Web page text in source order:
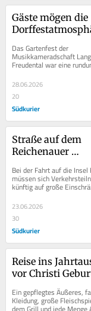
Gäste mögen die
wird hier
Das Gartenfest der
Musikkameradschaft
Freudental war eine
Festzelt auf der Lichtung
Platz davor...
28.06.2026
20
Südkurier
Straße auf dem
Reichenauer
erneuert: „Wir
auf jeden Fall
Bei der Fahrt auf die Insel
müssen sich
künftig auf große
einstellen: Die
plant...
23.06.2026
30
Südkurier
Reise ins
vor Christi
Allensbach
Ein gepflegtes Äußeres,
Kleidung, große